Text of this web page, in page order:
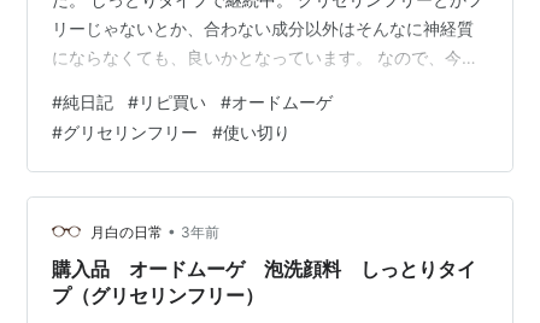
リーじゃないとか、合わない成分以外はそんなに神経質
にならなくても、良いかとなっています。 なので、今は
なのですが。 左側の耳とか左側の耳周辺に、吹き出物が
できてしまったりしていたのですが、石けんで洗っても
なかなか治りませんでした。 試しにオードムーゲの泡洗
顔料で、軽く洗ってみたら悪化せず良くなったりしたの
で、そんなこともあって、今はちょっとこれが手放せな
い感じです。 洗顔はとりあえず、オード…
#純日記 #リピ買い #オードムーゲ
#グリセリンフリー #使い切り
月白の日常 • 3年前
購入品 オードムーゲ 泡洗顔料 しっとりタイ
プ（グリセリンフリー）